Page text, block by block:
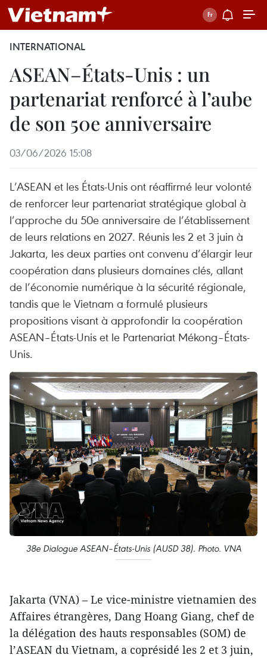
INTERNATIONAL
ASEAN–États-Unis : un
partenariat renforcé à l’aube
de son 50e anniversaire
03/06/2026 15:08
L’ASEAN et les États-Unis ont réaffirmé leur volonté
de renforcer leur partenariat stratégique global à
l’approche du 50e anniversaire de l’établissement
de leurs relations en 2027. Réunis les 2 et 3 juin à
Jakarta, les deux parties ont convenu d’élargir leur
coopération dans plusieurs domaines clés, allant
de l’économie numérique à la sécurité régionale,
tandis que le Vietnam a formulé plusieurs
propositions visant à approfondir la coopération
ASEAN–États-Unis et le Partenariat Mékong–États-
Unis.
38e Dialogue ASEAN–États-Unis (AUSD 38). Photo. VNA
Jakarta (VNA) – Le vice-ministre vietnamien des
Affaires étrangères, Dang Hoang Giang, chef de
la délégation des hauts responsables (SOM) de
l’ASEAN du Vietnam, a coprésidé les 2 et 3 juin,